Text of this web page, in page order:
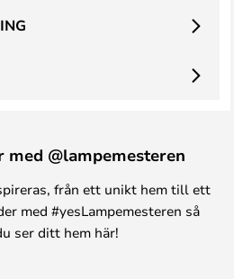
med @lampemesteren
från ett unikt hem till ett
med #yesLampemesteren så
ser ditt hem här!